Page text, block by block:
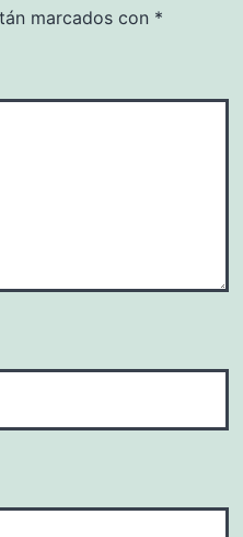
marcados con *